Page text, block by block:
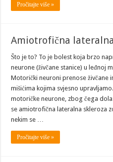
Pročitajte više »
Amiotrofična lateralna
Što je to? To je bolest koja brzo
neurone (živčane stanice) u leđnoj
Motorički neuroni prenose živčane
mišićima kojima svjesno
motoričke neurone, zbog čega
se amiotrofična lateralna skleroza
nekim se …
Pročitajte više »